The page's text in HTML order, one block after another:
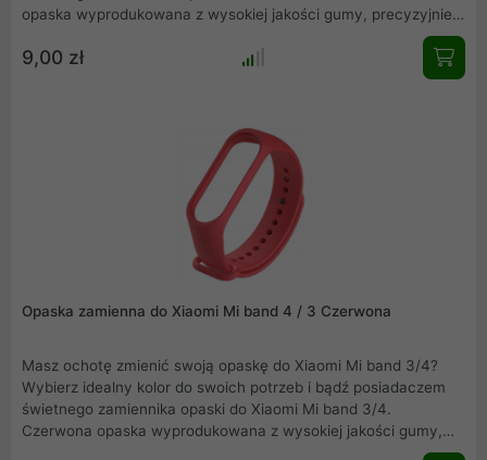
opaska wyprodukowana z wysokiej jakości gumy, precyzyjnie
Elegancka, łatwa w montażu i idealnie dopasowana do Mi band
9,00 zł
Opaska zamienna do Xiaomi Mi band 4 / 3 Czerwona
Masz ochotę zmienić swoją opaskę do Xiaomi Mi band 3/4?
Wybierz idealny kolor do swoich potrzeb i bądź posiadaczem
świetnego zamiennika opaski do Xiaomi Mi band 3/4.
Czerwona opaska wyprodukowana z wysokiej jakości gumy,